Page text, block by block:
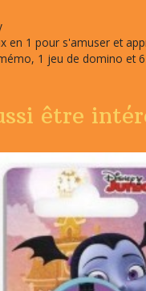
en 1 pour s'amuser et
1 jeu de domino et
être